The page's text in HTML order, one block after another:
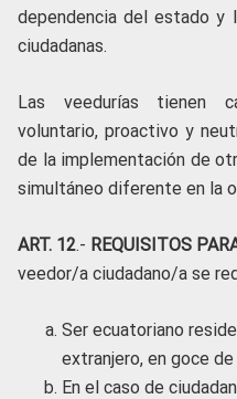
dependencia del estado y
ciudadanas.
Las veedurías tienen
voluntario, proactivo y
de la implementación de
simultáneo diferente en la
ART. 12.- REQUISITOS
veedor/a ciudadano/a se
Ser ecuatoriano
extranjero, en goce
En el caso de